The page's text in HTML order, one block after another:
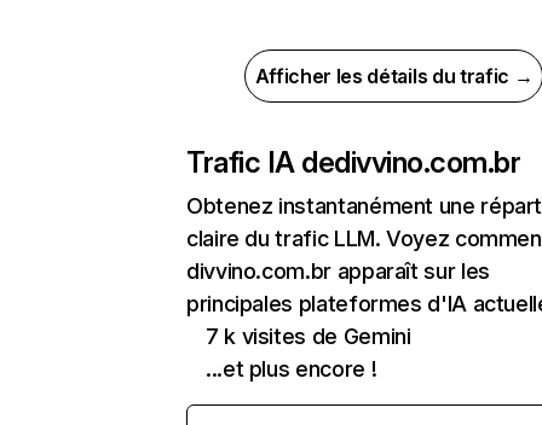
Afficher les détails du trafic →
Trafic IA dedivvino.com.br
Obtenez instantanément une
claire du trafic LLM. Voyez
divvino.com.br apparaît sur les
principales plateformes d'IA
7 k visites de Gemini
...et plus encore !